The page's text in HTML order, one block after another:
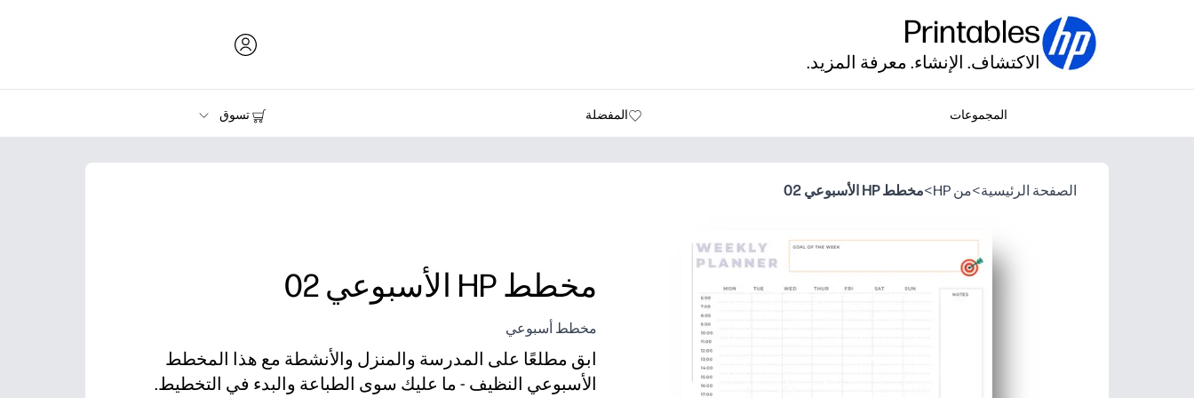
Printables
الاكتشاف. الإنشاء. معرفة المزيد.
المجموعات المفضلة
تسوق
الطابعات
الصفحة الرئيسية>من HP >مخطط HP الأسبوعي 02
مخطط HP الأسبوعي 02
مخطط أسبوعي
ابق مطلعًا على المدرسة والمنزل والأنشطة مع هذا المخطط
الأسبوعي النظيف - ما عليك سوى الطباعة والبدء في التخطيط.